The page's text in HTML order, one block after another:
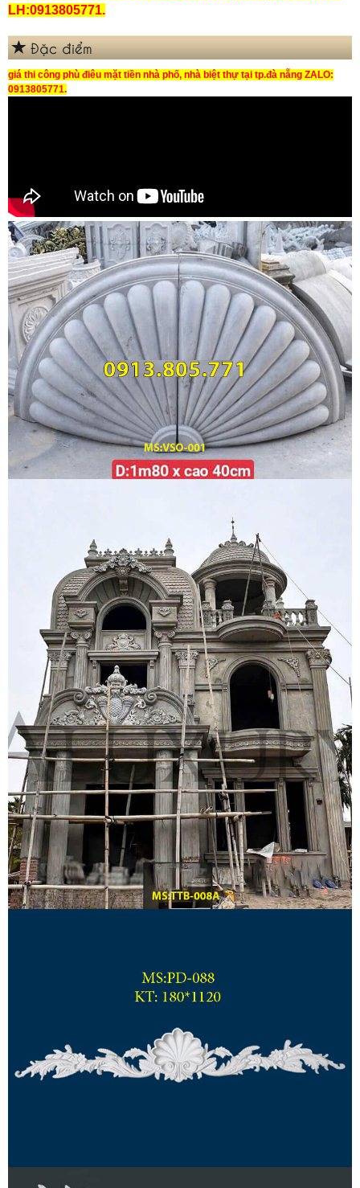
LH:0913805771.
Đặc điểm
giá thi công phù điêu mặt tiền nhà phố, nhà biệt thự tại tp.đà nẵng ZALO:
0913805771.